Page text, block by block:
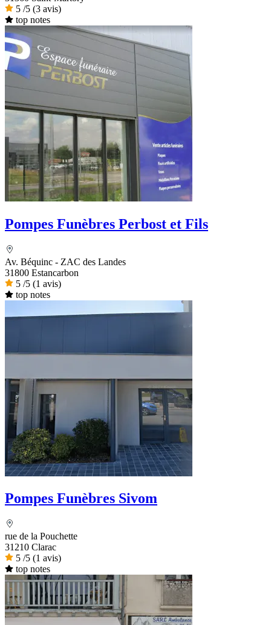
5 /5 (3 avis)
top notes
Pompes Funèbres Perbost et Fils
Av. Béquinc - ZAC des Landes
31800 Estancarbon
5 /5 (1 avis)
top notes
Pompes Funèbres Sivom
rue de la Pouchette
31210 Clarac
5 /5 (1 avis)
top notes